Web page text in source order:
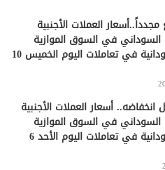
مجدداً..أسعار العملات الأجنبية
السوداني في السوق الموازية
والبنوك السودانية في تعاملات اليوم الخميس 10
انخفاضه.. أسعار العملات الأجنبية
السوداني في السوق الموازية
والبنوك السودانية في تعاملات اليوم الأحد 6